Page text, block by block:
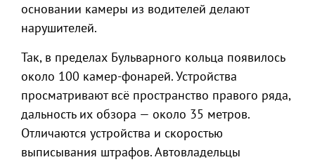
основании камеры из водителей делают
нарушителей.
Так, в пределах Бульварного кольца появилось
около 100 камер-фонарей. Устройства
просматривают всё пространство правого ряда,
дальность их обзора — около 35 метров.
Отличаются устройства и скоростью
выписывания штрафов. Автовладельцы